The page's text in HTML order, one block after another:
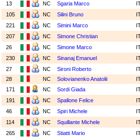
13
NC Sgaria Marco
105
NC Silini Bruno
221
NC Simini Marco
207
NC Simone Christian
26
NC Simone Marco
230
NC Sinanaj Emanuel
27
NC Sironi Roberto
28
NC Solovianenko Anatolii
171
NC Sordi Giada
191
NC Spallone Felice
46
NC Spiri Michele
114
NC Squillante Michele
265
NC Stiatti Mario